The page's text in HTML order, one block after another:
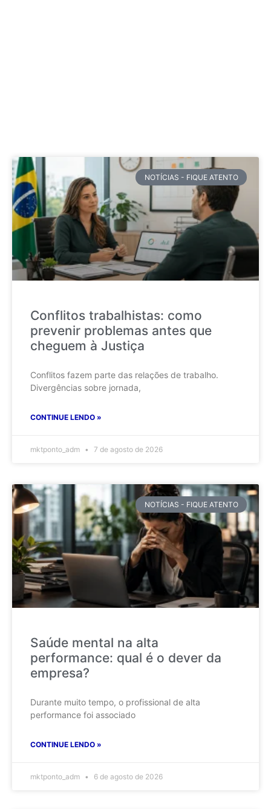
NOTÍCIAS - FIQUE ATENTO
Conflitos trabalhistas: como
prevenir problemas antes que
cheguem à Justiça
Conflitos fazem parte das relações de trabalho.
Divergências sobre jornada,
CONTINUE LENDO »
mktponto_adm 7 de agosto de 2026
NOTÍCIAS - FIQUE ATENTO
Saúde mental na alta
performance: qual é o dever da
empresa?
Durante muito tempo, o profissional de alta
performance foi associado
CONTINUE LENDO »
mktponto_adm 6 de agosto de 2026